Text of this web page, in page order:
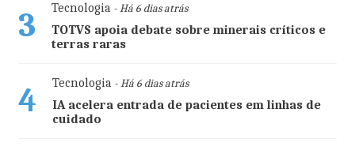
3 Tecnologia- Há 6 dias atrás
TOTVS apoia debate sobre minerais críticos e
terras raras
4 Tecnologia- Há 6 dias atrás
IA acelera entrada de pacientes em linhas de
cuidado